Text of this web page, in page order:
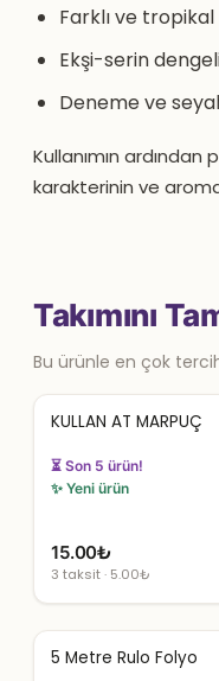
Farklı ve
Ekşi-serin
Deneme ve
Kullanımın
karakterinin ve
Takımını
Bu ürünle en çok
KULLAN AT MARPUÇ
⏳ Son 5 ürün!
✨ Yeni ürün
15.00₺
3 taksit · 5.00₺
5 Metre Rulo Folyo